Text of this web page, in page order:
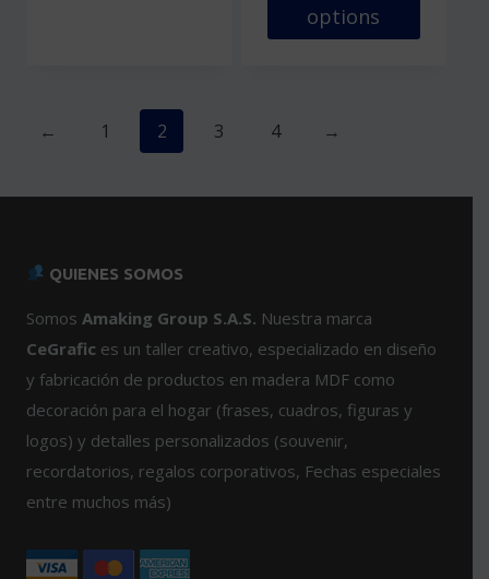
Las
la
página
de
options
múltiples
en
página
de
producto
← 1 2 3 4 →
QUIENES SOMOS
Somos Amaking Group S.A.S. Nuestra marca
CeGrafic es un taller creativo, especializado en diseño
y fabricación de productos en madera MDF como
decoración para el hogar (frases, cuadros, figuras y
logos) y detalles personalizados (souvenir,
recordatorios, regalos corporativos, Fechas especiales
entre muchos más)